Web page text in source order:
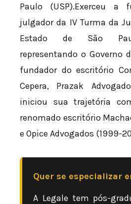
Paulo (USP).Exerceu a
julgador da IV Turma da
Estado de São
representando o Governo
fundador do escritório
Cepera, Prazak
iniciou sua trajetória
renomado escritório
e Opice Advogados (1999-
Quer se especializar
A Legale tem pós-